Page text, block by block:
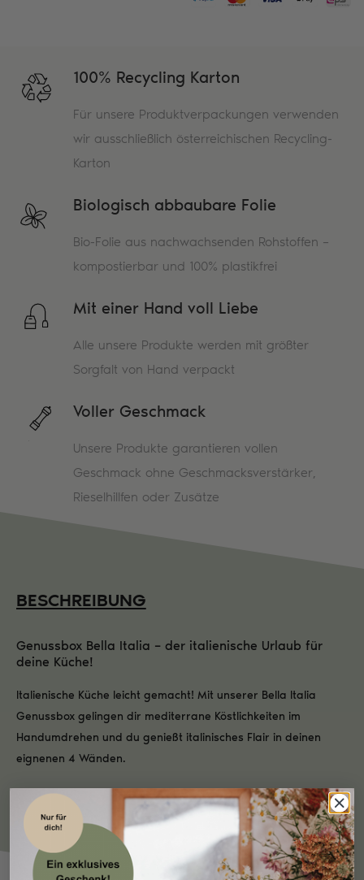
100% Recycling Karton
Für unsere Produktverpackungen verwenden
wir ausschließlich österreichischen Recycling-
Karton
Biologisch abbaubare Folie
Bio-Folie aus nachwachsenden Rohstoffen –
kompostierbar und 100% plastikfrei
Mit einer Hand voll Liebe
Alle unsere Produkte werden mit größter
Sorgfalt von Hand verpackt
Voller Geschmack
Unsere Produkte garantieren vollen
Geschmack ohne Geschmacksverstärker,
Rieselhillfen oder Zusätze
BESCHREIBUNG
Genussbox Bella Italia – der italienische Urlaub für
deine Küche!
Italienische Küche leicht gemacht! Mit unserer Bella Italia
Genussbox gelingen dir mediterrane Köstlichkeiten im
Handumdrehen und du genießt italinisches Flair in deinen
eignenen 4 Wänden.